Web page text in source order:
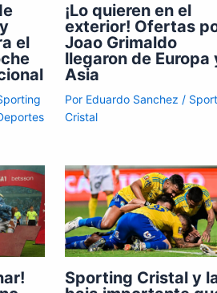
el
¡Lo quieren en el
exterior! Ofertas
Joao Grimaldo
llegaron de Europa
Asia
Por Eduardo Sanchez/
Cristal
Sporting Cristal y